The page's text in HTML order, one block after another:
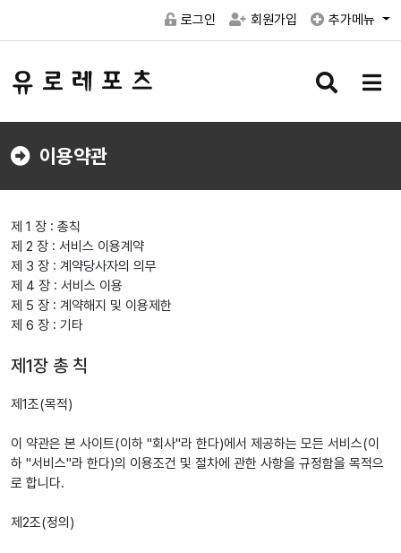
로그인 회원가입 추가메뉴
검
버
메
버
이용약관
제 1 장 : 총칙
제 2 장 : 서비스 이용계약
제 3 장 : 계약당사자의 의무
제 4 장 : 서비스 이용
제 5 장 : 계약해지 및 이용제한
제 6 장 : 기타
제1장 총 칙
제1조(목적)
이 약관은 본 사이트(이하 "회사"라 한다)에서 제공하는 모든 서비스(이
하 "서비스"라 한다)의 이용조건 및 절차에 관한 사항을 규정함을 목적으
로 합니다.
제2조(정의)